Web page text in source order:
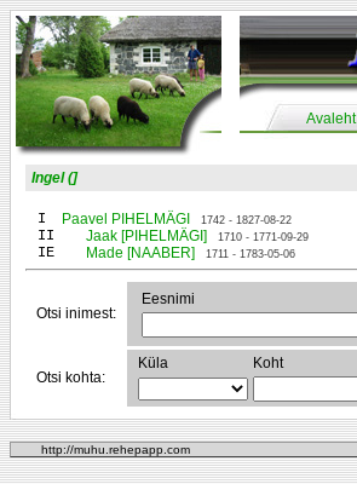
Avaleht
Ingel (]
I Paavel PIHELMÄGI 1742 - 1827-08-22
II Jaak [PIHELMÄGI] 1710 - 1771-09-29
IE Made [NAABER] 1711 - 1783-05-06
Otsi inimest:
Eesnimi
Otsi kohta:
Küla Koht
http://muhu.rehepapp.com